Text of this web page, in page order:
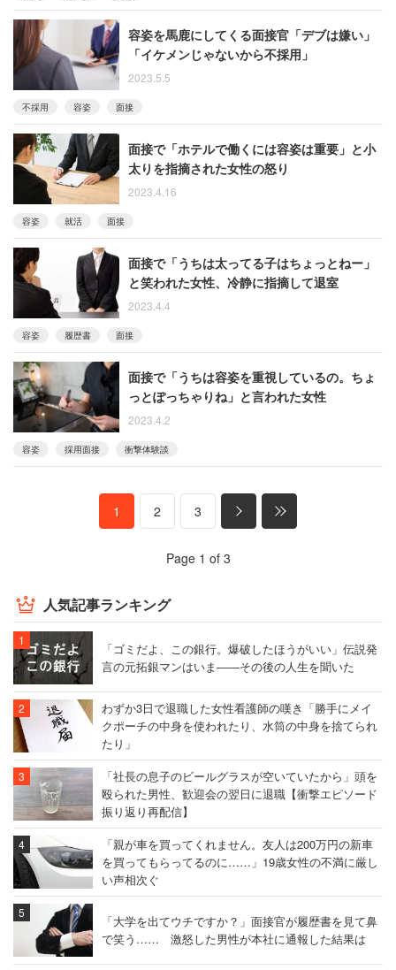
容姿を馬鹿にしてくる面接官「デブは嫌い」
「イケメンじゃないから不採用」
2023.5.5
不採用 容姿 面接
面接で「ホテルで働くには容姿は重要」と小
太りを指摘された女性の怒り
2023.4.16
容姿 就活 面接
面接で「うちは太ってる子はちょっとねー」
と笑われた女性、冷静に指摘して退室
2023.4.4
容姿 履歴書 面接
面接で「うちは容姿を重視しているの。ちょ
っとぽっちゃりね」と言われた女性
2023.4.2
容姿 採用面接 衝撃体験談
1 2 3
Page 1 of 3
人気記事ランキング
「ゴミだよ、この銀行。爆破したほうがいい」伝説発
言の元拓銀マンはいま――その後の人生を聞いた
わずか3日で退職した女性看護師の嘆き「勝手にメイ
クポーチの中身を使われたり、水筒の中身を捨てられ
たり」
「社長の息子のビールグラスが空いていたから」頭を
殴られた男性、歓迎会の翌日に退職【衝撃エピソード
振り返り再配信】
「親が車を買ってくれません。友人は200万円の新車
を買ってもらってるのに……」19歳女性の不満に厳し
い声相次ぐ
「大学を出てウチですか？」面接官が履歴書を見て鼻
で笑う…… 激怒した男性が本社に通報した結果は